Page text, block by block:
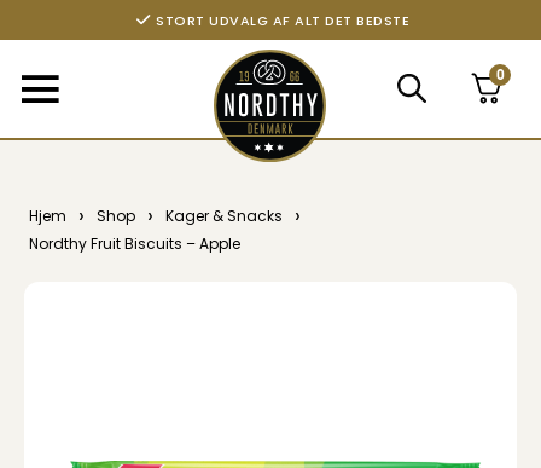
STORT UDVALG AF ALT DET BEDSTE
0
Hjem › Shop › Kager & Snacks ›
Nordthy Fruit Biscuits – Apple